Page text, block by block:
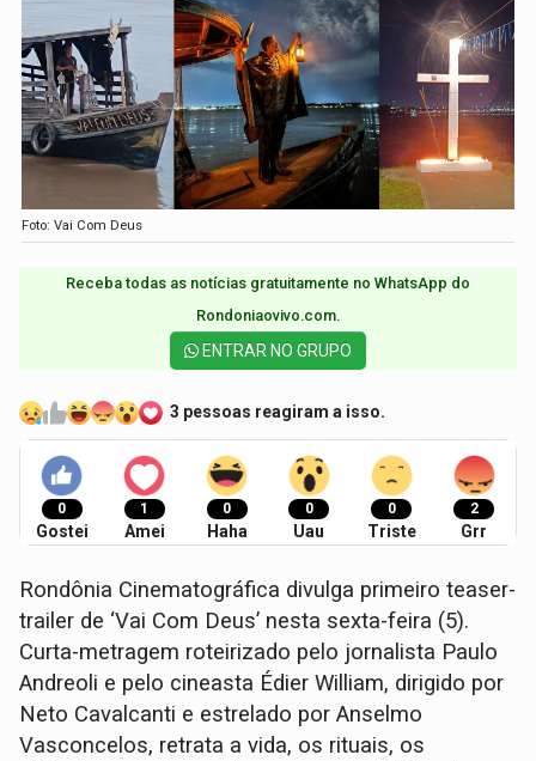
Foto: Vai Com Deus
Receba todas as notícias gratuitamente no WhatsApp do
Rondoniaovivo.com.​
ENTRAR NO GRUPO
3 pessoas reagiram a isso.
0
Gostei
1
Amei
0
Haha
0
Uau
0
Triste
2
Grr
Rondônia Cinematográfica divulga primeiro teaser-
trailer de ‘Vai Com Deus’ nesta sexta-feira (5).
Curta-metragem roteirizado pelo jornalista Paulo
Andreoli e pelo cineasta Édier William, dirigido por
Neto Cavalcanti e estrelado por Anselmo
Vasconcelos, retrata a vida, os rituais, os